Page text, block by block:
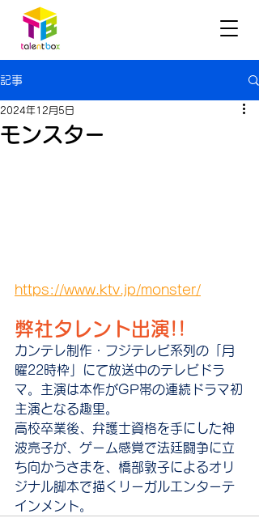
記事
モンスター
2024年12月5日
https://www.ktv.jp/monster/
弊社タレント出演!!
カンテレ制作・ フジテレビ系列 の「
月
曜22時枠 」にて放送中のテレビドラ
マ。主演は本作がGP帯の連続ドラマ初
主演となる趣里。
高校卒業後、弁護士資格を手にした神
波亮子が、ゲーム感覚で法廷闘争に立
ち向かうさまを、橋部敦子によるオリ
ジナル脚本で描くリーガルエンターテ
インメント。